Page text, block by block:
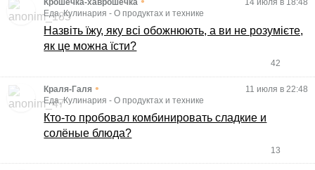
Крошечка-хаврошечка
14 июля в 18:48
Еда, Кулинария -О продуктах и технике
Назвіть їжу, яку всі обожнюють, а ви не розумієте,
як це можна їсти?
42
Краля-Галя •
11 июля в 22:48
Еда, Кулинария -О продуктах и технике
Кто-то пробовал комбинировать сладкие и
солёные блюда?
13